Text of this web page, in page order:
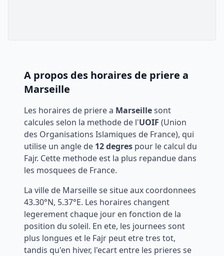
A propos des horaires de priere a
Marseille
Les horaires de priere a Marseillesont
calcules selon la methode de l'UOIF (Union
des Organisations Islamiques de France), qui
utilise un angle de 12 degres pour le calcul du
Fajr. Cette methode est la plus repandue dans
les mosquees de France.
La ville de Marseillese situe aux coordonnees
43.30°N, 5.37°E. Les horaires changent
legerement chaque jour en fonction de la
position du soleil. En ete, les journees sont
plus longues et le Fajr peut etre tres tot,
tandis qu'en hiver, l'ecart entre les prieres se